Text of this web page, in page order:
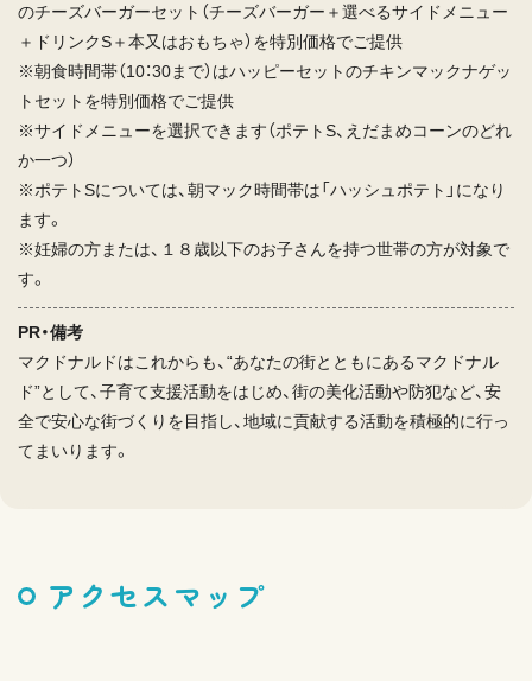
のチーズバーガーセット（チーズバーガー＋選べるサイドメニュー
＋ドリンクS＋本又はおもちゃ）を特別価格でご提供
※朝食時間帯（10：30まで）はハッピーセットのチキンマックナゲッ
トセットを特別価格でご提供
※サイドメニューを選択できます（ポテトS、えだまめコーンのどれ
か一つ）
※ポテトSについては、朝マック時間帯は「ハッシュポテト」になり
ます。
※妊婦の方または、１８歳以下のお子さんを持つ世帯の方が対象で
す。
PR・備考
マクドナルドはこれからも、“あなたの街とともにあるマクドナル
ド”として、子育て支援活動をはじめ、街の美化活動や防犯など、安
全で安心な街づくりを目指し、地域に貢献する活動を積極的に行っ
てまいります。
アクセスマップ